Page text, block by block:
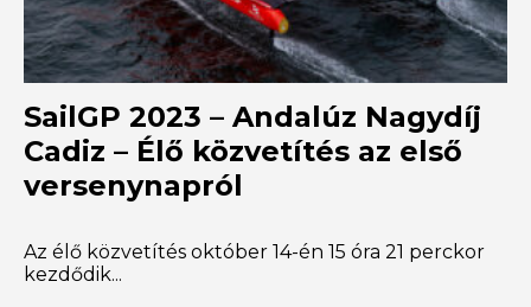
SailGP 2023 – Andalúz Nagydíj
Cadiz – Élő közvetítés az első
versenynapról
Az élő közvetítés október 14-én 15 óra 21 perckor
kezdődik...